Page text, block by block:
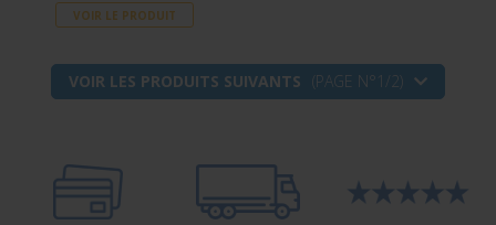
VOIR LE PRODUIT
VOIR LES PRODUITS SUIVANTS (PAGE N°1/2)